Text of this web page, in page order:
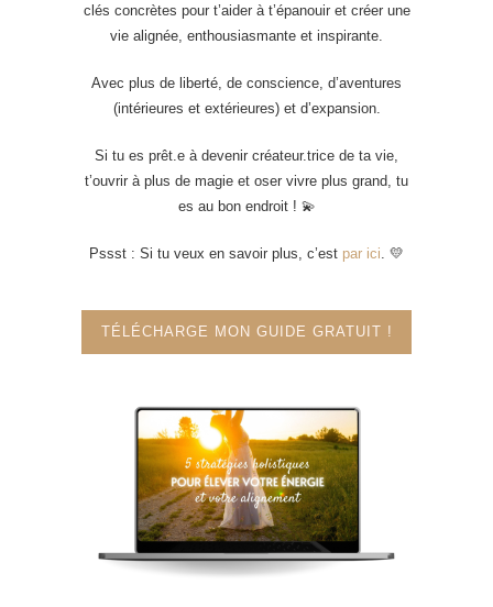
clés concrètes pour t’aider à t’épanouir et créer une
vie alignée, enthousiasmante et inspirante.
Avec plus de liberté, de conscience, d’aventures
(intérieures et extérieures) et d’expansion.
Si tu es prêt.e à devenir créateur.trice de ta vie,
t’ouvrir à plus de magie et oser vivre plus grand, tu
es au bon endroit ! 💫
Pssst : Si tu veux en savoir plus, c’est par ici . 💛
TÉLÉCHARGE MON GUIDE GRATUIT !